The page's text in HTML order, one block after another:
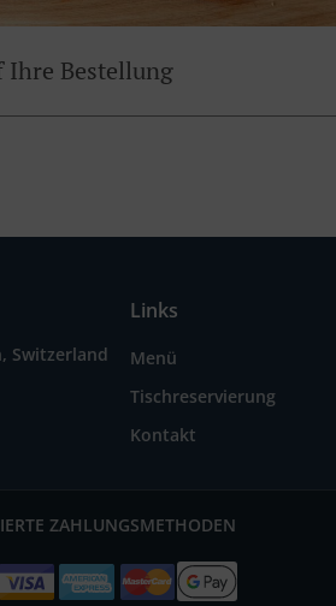
Ihre Bestellung
Switzerland
Links
Menü
Tischreservierung
Kontakt
ZAHLUNGSMETHODEN